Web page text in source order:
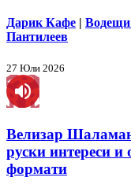
Дарик Кафе |
Пантилеев
27 Юли 2026
Велизар
руски интереси и
формати